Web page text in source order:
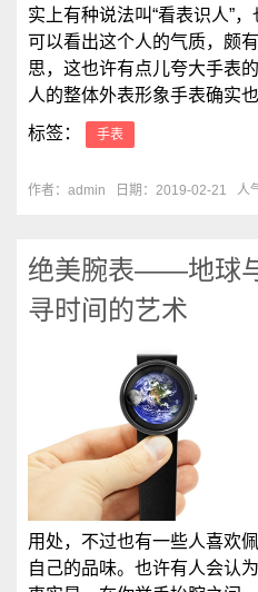
实上有种说法叫“看表识人”
可以看出这个人的气质，颇
思，这也许有点儿夸大手表
人的整体外表形象手表确实
标签：
手表
作者：admin 日期：2019-02-21 人
绝美腕表——地球
寻时间的艺术
用处，不过也有一些人喜欢
自己的品味。也许有人会认